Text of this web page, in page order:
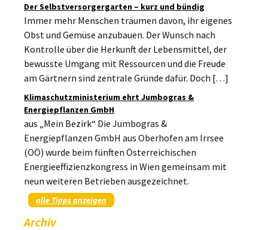
Der Selbstversorgergarten – kurz und bündig
Immer mehr Menschen träumen davon, ihr eigenes
Obst und Gemüse anzubauen. Der Wunsch nach
Kontrolle über die Herkunft der Lebensmittel, der
bewusste Umgang mit Ressourcen und die Freude
am Gärtnern sind zentrale Gründe dafür. Doch […]
Klimaschutzministerium ehrt Jumbogras &
Energiepflanzen GmbH
aus „Mein Bezirk“ Die Jumbogras &
Energiepflanzen GmbH aus Oberhofen am Irrsee
(OÖ) wurde beim fünften Österreichischen
Energieeffizienzkongress in Wien gemeinsam mit
neun weiteren Betrieben ausgezeichnet.
alle Tipps anzeigen
Archiv